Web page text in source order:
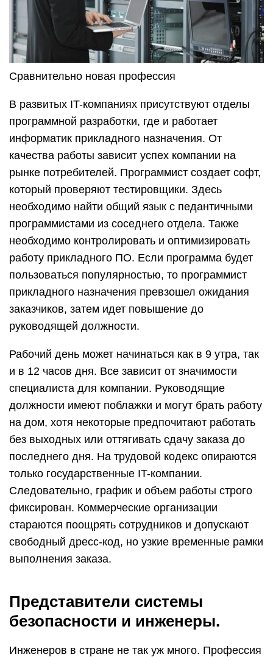
Сравнительно новая профессия
В развитых IT-компаниях присутствуют отделы
программной разработки, где и работает
информатик прикладного назначения. От
качества работы зависит успех компании на
рынке потребителей. Программист создает софт,
который проверяют тестировщики. Здесь
необходимо найти общий язык с педантичными
программистами из соседнего отдела. Также
необходимо контролировать и оптимизировать
работу прикладного ПО. Если программа будет
пользоваться популярностью, то программист
прикладного назначения превзошел ожидания
заказчиков, затем идет повышение до
руководящей должности.
Рабочий день может начинаться как в 9 утра, так
и в 12 часов дня. Все зависит от значимости
специалиста для компании. Руководящие
должности имеют поблажки и могут брать работу
на дом, хотя некоторые предпочитают работать
без выходных или оттягивать сдачу заказа до
последнего дня. На трудовой кодекс опираются
только государственные IT-компании.
Следовательно, график и объем работы строго
фиксирован. Коммерческие организации
стараются поощрять сотрудников и допускают
свободный дресс-код, но узкие временные рамки
выполнения заказа.
Представители системы
безопасности и инженеры.
Инженеров в стране не так уж много. Профессия